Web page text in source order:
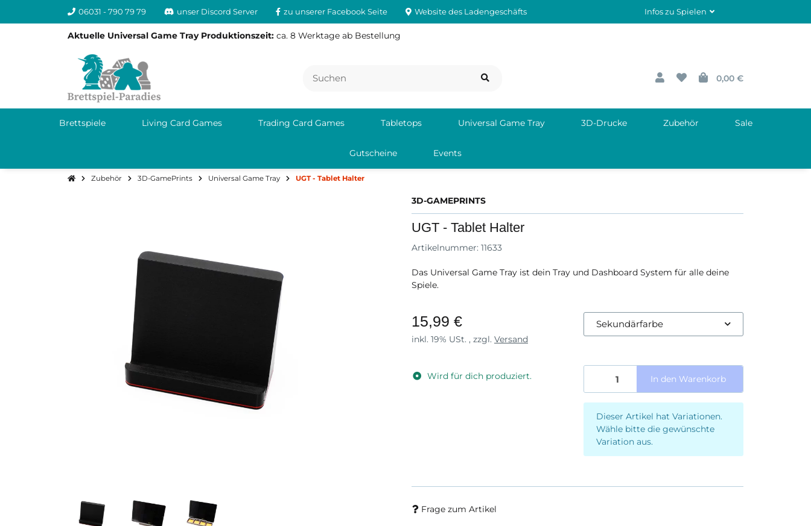
06031 - 790 79 79 unser Discord Server zu unserer Facebook Seite Website des Ladengeschäfts Infos zu Spielen
Aktuelle Universal Game Tray Produktionszeit: ca. 8 Werktage ab Bestellung
0,00 €
Brettspiele Living Card Games Trading Card Games Tabletops Universal Game Tray 3D-Drucke Zubehör Sale
Gutscheine Events
Zubehör 3D-GamePrints Universal Game Tray UGT - Tablet Halter
3D-GAMEPRINTS
UGT - Tablet Halter
Artikelnummer: 11633
Das Universal Game Tray ist dein Tray und Dashboard System für alle deine
Spiele.
15,99 €
inkl. 19% USt. , zzgl. Versand
Wird für dich produziert.
Sekundärfarbe
In den Warenkorb
x
Dieser Artikel hat Variationen.
Wähle bitte die gewünschte
Variation aus.
Frage zum Artikel